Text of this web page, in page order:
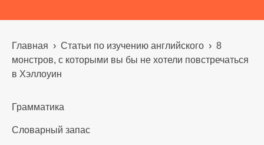
Главная › Статьи по изучению английского › 8
монстров, с которыми вы бы не хотели повстречаться
в Хэллоуин
Грамматика
Словарный запас